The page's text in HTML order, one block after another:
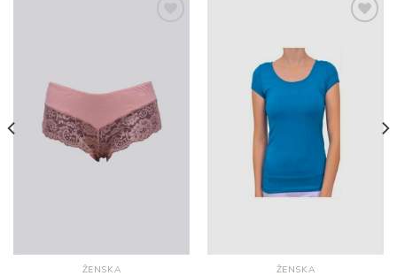
želja
ŽENSKA
Dodajte
na listu
ŽENSKA